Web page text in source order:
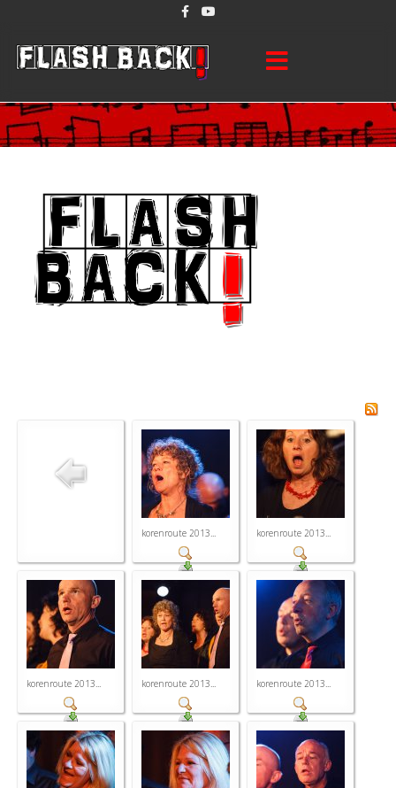
korenroute 2013... korenroute 2013...
korenroute 2013... korenroute 2013... korenroute 2013...